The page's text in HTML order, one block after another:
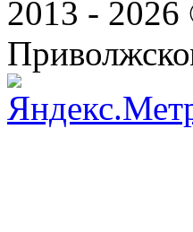
2013 - 2026